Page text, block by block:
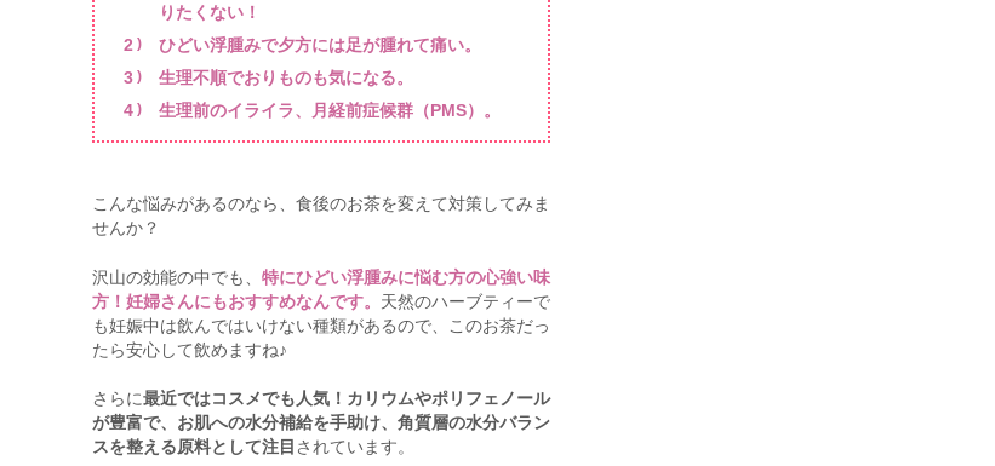
りたくない！
ひどい浮腫みで夕方には足が腫れて痛い。
生理不順でおりものも気になる。
生理前のイライラ、月経前症候群（PMS）。
こんな悩みがあるのなら、食後のお茶を変えて対策してみま
せんか？
沢山の効能の中でも、 特にひどい浮腫みに悩む方の心強い味
方！妊婦さんにもおすすめなんです。 天然のハーブティーで
も妊娠中は飲んではいけない種類があるので、このお茶だっ
たら安心して飲めますね♪
さらに最近ではコスメでも人気！カリウムやポリフェノール
が豊富で、お肌への水分補給を手助け、角質層の水分バラン
スを整える原料として注目 されています。